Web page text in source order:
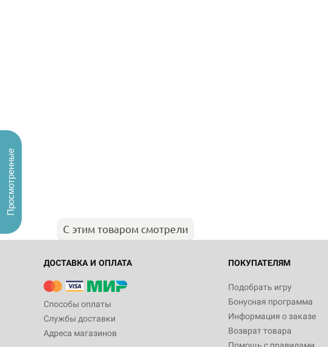
С этим товаром смотрели
ДОСТАВКА И ОПЛАТА
Способы оплаты
Службы доставки
Адреса магазинов
ПОКУПАТЕЛЯМ
Подобрать игру
Бонусная программа
Информация о заказе
Возврат товара
Просмотренные